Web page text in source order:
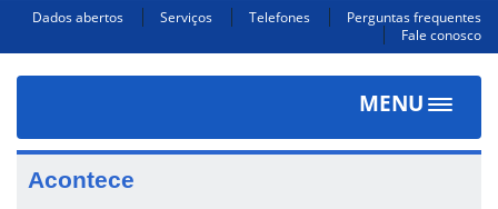
Dados abertos Serviços Telefones
Perguntas frequentes
Fale conosco
MENU
Toggle
Acontece